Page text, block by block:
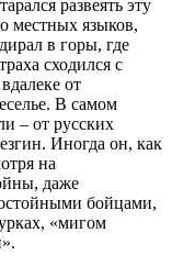
развеять эту
местных языков,
в горы, где
сходился с
от
В самом
– от русских
Иногда он, как
на
даже
бойцами,
«мигом